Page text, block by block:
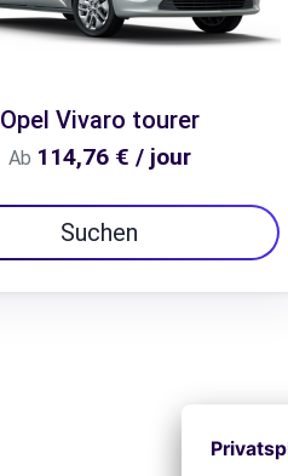
Opel Vivaro tourer
Ab 114,76 € / jour
Suchen